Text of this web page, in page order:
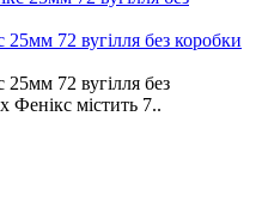
25мм 72 вугілля без коробки
25мм 72 вугілля без
Фенікс містить 7..